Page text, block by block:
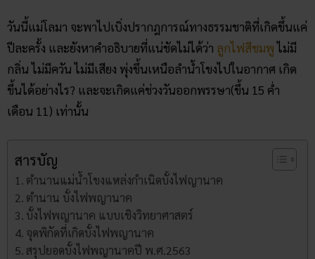
วันนี้แม่โลมา จะพาไปเบิ่งปรากฎการณ์ทางธรรมชาติที่เกิดขึ้นแค่
ปีละครั้ง และยังหาคำอธิบายที่แน่ชัดไม่ได้ว่า ลูกไฟสีชมพูไม่มี
กลิ่น ไม่มีควัน ไม่มีเสียง พุ่งขึ้นเหนือลำน้ำโขงไปในอากาศ เกิด
ขึ้นได้อย่างไร? และจะเกิดแค่ช่วงวันออกพรรษา(ขึ้น 15 ค่ำ
เดือน 11) เท่านั้น
สารบัญ
ตำนานแม่น้ำโขงแหล่งกำเนิดบั้งไฟญานาค
ตำนาน บั้งไฟพญานาค
บั้งไฟพญานาค แบบเชิงวิทยาศาสตร์
จุดพิกัดที่เกิดบั้งไฟพญานาค
สรุปยอดบั้งไฟพญานาคปี พ.ศ.2563